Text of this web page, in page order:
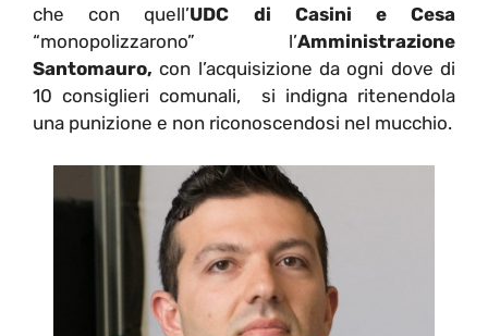
che con quell’UDC di Casini e Cesa
“monopolizzarono” l’Amministrazione
Santomauro, con l’acquisizione da ogni dove di
10 consiglieri comunali, si indigna ritenendola
una punizione e non riconoscendosi nel mucchio.